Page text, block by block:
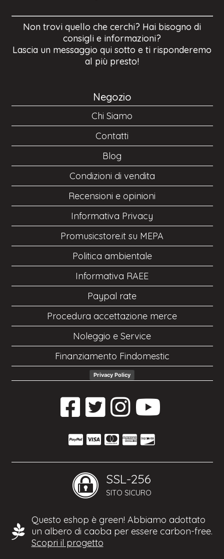
Non trovi quello che cerchi? Hai bisogno di
consigli e informazioni?
Lascia un messaggio qui sotto e ti risponderemo
al più presto!
Negozio
Chi Siamo
Contatti
Blog
Condizioni di vendita
Recensioni e opinioni
Informativa Privacy
Promusicstore.it su MEPA
Politica ambientale
Informativa RAEE
Paypal rate
Procedura accettazione merce
Noleggio e Service
Finanziamento Findomestic
Privacy Policy
SSL-256
SITO SICURO
Questo eshop è green! Abbiamo adottato
un albero di caoba per essere carbon-free.
Scopri il progetto